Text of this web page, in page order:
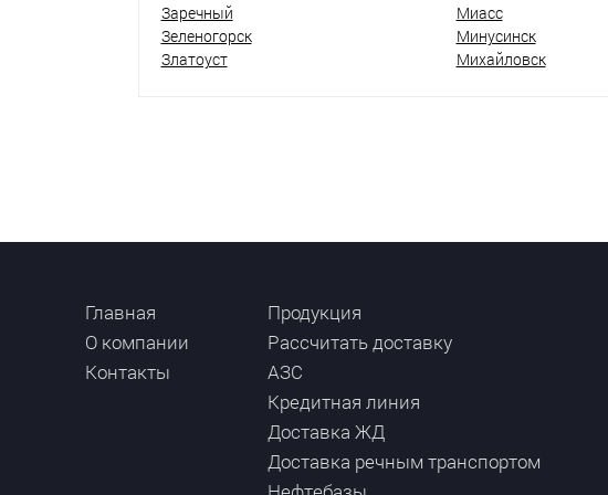
Заречный
Зеленогорск
Златоуст
Миасс
Минусинск
Михайловск
Главная
О компании
Контакты
Продукция
Рассчитать доставку
АЗС
Кредитная линия
Доставка ЖД
Доставка речным транспортом